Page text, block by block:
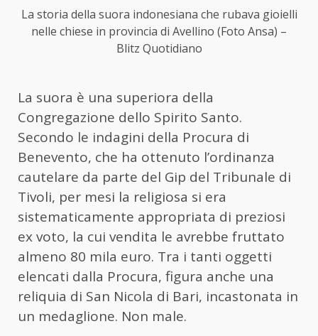
La storia della suora indonesiana che rubava gioielli
nelle chiese in provincia di Avellino (Foto Ansa) –
Blitz Quotidiano
La suora è una superiora della
Congregazione dello Spirito Santo.
Secondo le indagini della Procura di
Benevento, che ha ottenuto l’ordinanza
cautelare da parte del Gip del Tribunale di
Tivoli, per mesi la religiosa si era
sistematicamente appropriata di preziosi
ex voto, la cui vendita le avrebbe fruttato
almeno 80 mila euro. Tra i tanti oggetti
elencati dalla Procura, figura anche una
reliquia di San Nicola di Bari, incastonata in
un medaglione. Non male.